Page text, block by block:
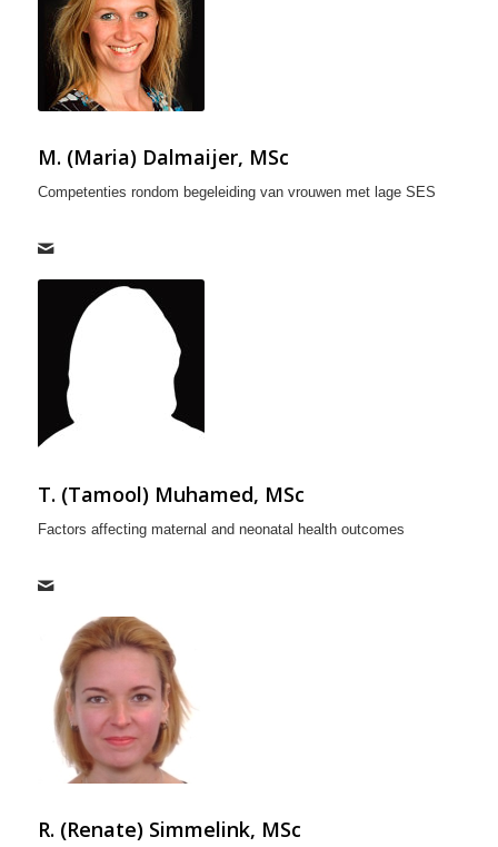
M. (Maria) Dalmaijer, MSc
Competenties rondom begeleiding van vrouwen met lage SES
T. (Tamool) Muhamed, MSc
Factors affecting maternal and neonatal health outcomes
R. (Renate) Simmelink, MSc